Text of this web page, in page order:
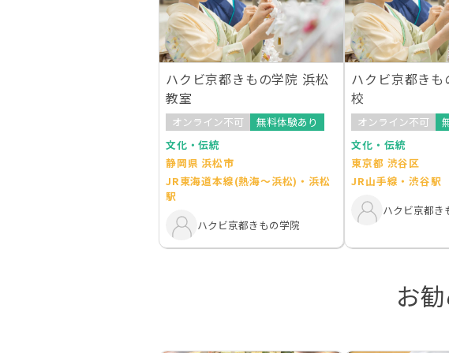
ハクビ京都きもの学院 浜松
教室
オンライン不可
無料体験あり
文化・伝統
静岡県 浜松市
JR東海道本線(熱海～浜松)・浜松
駅
ハクビ京都きもの学院
ハクビ京都きも
校
オンライン不可
文化・伝統
東京都 渋谷区
JR山手線・渋谷駅
ハクビ京都き
お